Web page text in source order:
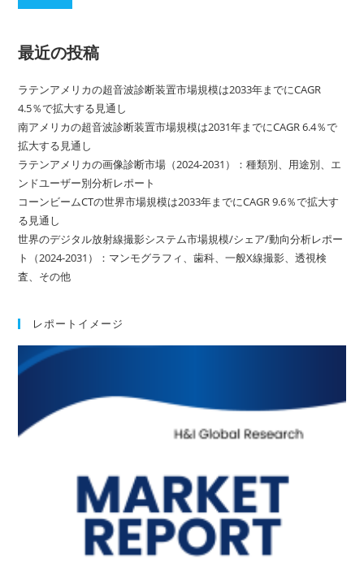
最近の投稿
ラテンアメリカの超音波診断装置市場規模は2033年までにCAGR
4.5％で拡大する見通し
南アメリカの超音波診断装置市場規模は2031年までにCAGR 6.4％で
拡大する見通し
ラテンアメリカの画像診断市場（2024-2031）：種類別、用途別、エ
ンドユーザー別分析レポート
コーンビームCTの世界市場規模は2033年までにCAGR 9.6％で拡大す
る見通し
世界のデジタル放射線撮影システム市場規模/シェア/動向分析レポー
ト（2024-2031）：マンモグラフィ、歯科、一般X線撮影、透視検
査、その他
レポートイメージ